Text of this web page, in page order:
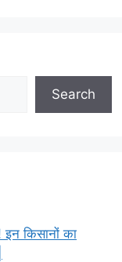
Search
किसानों का